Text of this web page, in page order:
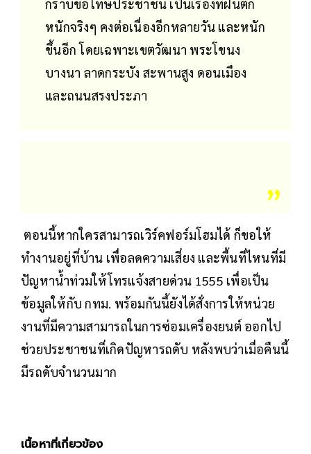
กราบขอโทษประชาชน เป็นเรื่องที่ฝนตก
หนักจริงๆ คงต่อเนื่องอีกหลายวัน และหนัก
ขึ้นอีก โดยเฉพาะเขตวัฒนา พระโขนง
บางนา ลาดกระบัง สะพานสูง ดอนเมือง
และถนนสรงประภา
ตอนนี้หากใครสามารถเวิร์คฟอร์มโฮมได้ ก็ขอให้
ทำงานอยู่ที่บ้าน เพื่อลดความเสี่ยง และพื้นที่ไหนที่มี
ปัญหาน้ำท่วมให้โทรแจ้งสายด่วน 1555 เพื่อเป็น
ข้อมูลให้กับ กทม. พร้อมกันนี้ยังได้สั่งการให้หน่วย
งานที่มีความสามารถในการซ่อมเครื่องยนต์ ออกไป
ช่วยประชาชนที่เกิดปัญหารถดับ หลังพบว่าเมื่อคืนนี้
มีรถดับจำนวนมาก
เนื้อหาที่เกี่ยวข้อง